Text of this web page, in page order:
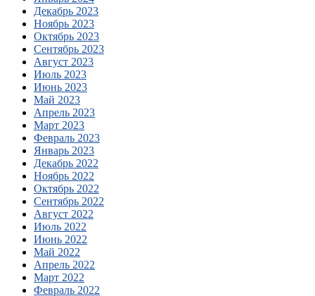
Декабрь 2023
Ноябрь 2023
Октябрь 2023
Сентябрь 2023
Август 2023
Июль 2023
Июнь 2023
Май 2023
Апрель 2023
Март 2023
Февраль 2023
Январь 2023
Декабрь 2022
Ноябрь 2022
Октябрь 2022
Сентябрь 2022
Август 2022
Июль 2022
Июнь 2022
Май 2022
Апрель 2022
Март 2022
Февраль 2022